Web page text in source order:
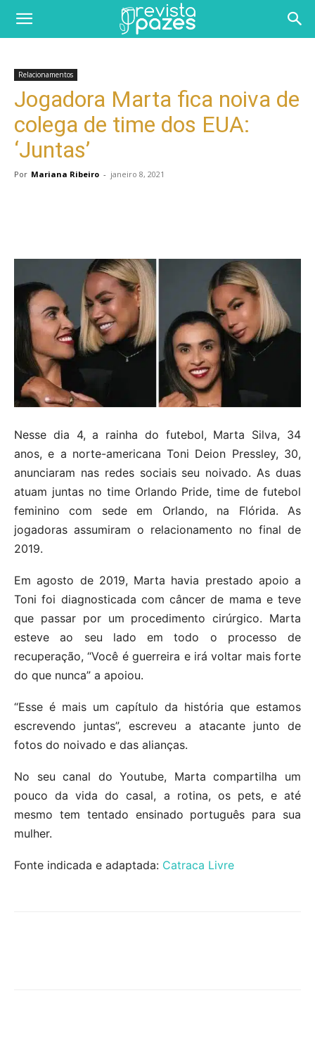
Relacionamentos
Jogadora Marta fica noiva de
colega de time dos EUA:
‘Juntas’
Por Mariana Ribeiro - janeiro 8, 2021
Nesse dia 4, a rainha do futebol, Marta Silva, 34
anos, e a norte-americana Toni Deion Pressley, 30,
anunciaram nas redes sociais seu noivado. As duas
atuam juntas no time Orlando Pride, time de futebol
feminino com sede em Orlando, na Flórida. As
jogadoras assumiram o relacionamento no final de
2019.
Em agosto de 2019, Marta havia prestado apoio a
Toni foi diagnosticada com câncer de mama e teve
que passar por um procedimento cirúrgico. Marta
esteve ao seu lado em todo o processo de
recuperação, “Você é guerreira e irá voltar mais forte
do que nunca” a apoiou.
“Esse é mais um capítulo da história que estamos
escrevendo juntas”, escreveu a atacante junto de
fotos do noivado e das alianças.
No seu canal do Youtube, Marta compartilha um
pouco da vida do casal, a rotina, os pets, e até
mesmo tem tentado ensinado português para sua
mulher.
Fonte indicada e adaptada: Catraca Livre